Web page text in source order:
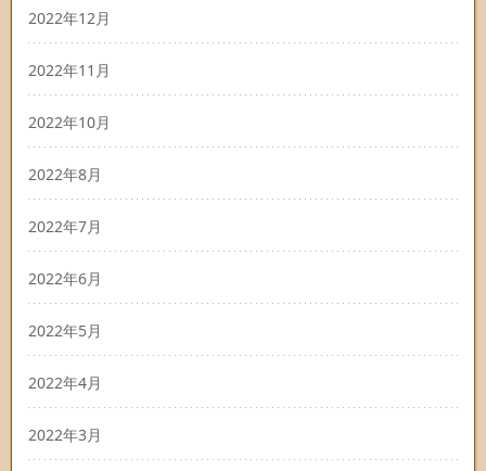
2022年12月
2022年11月
2022年10月
2022年8月
2022年7月
2022年6月
2022年5月
2022年4月
2022年3月